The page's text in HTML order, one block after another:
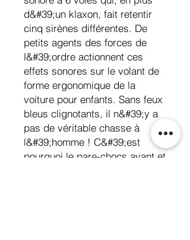
d&#39;un klaxon, fait retentir
cinq sirènes différentes. De
petits agents des forces de
l&#39;ordre actionnent ces
effets sonores sur le volant de
forme ergonomique de la
voiture pour enfants. Sans feux
bleus clignotants, il n&#39;y a
pas de véritable chasse à
l&#39;homme ! C&#39;est
pourquoi le pare-chocs avant et